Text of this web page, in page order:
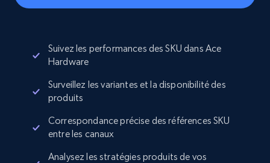
Suivez les performances des SKU dans Ace
Hardware
Surveillez les variantes et la disponibilité des
produits
Correspondance précise des références SKU
entre les canaux
Analysez les stratégies produits de vos